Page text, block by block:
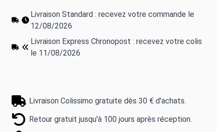
Livraison Standard : recevez votre commande le
12/08/2026
Livraison Express Chronopost : recevez votre colis
le 11/08/2026
Livraison Colissimo gratuite dès 30 € d'achats.
Retour gratuit jusqu'à 100 jours après réception.